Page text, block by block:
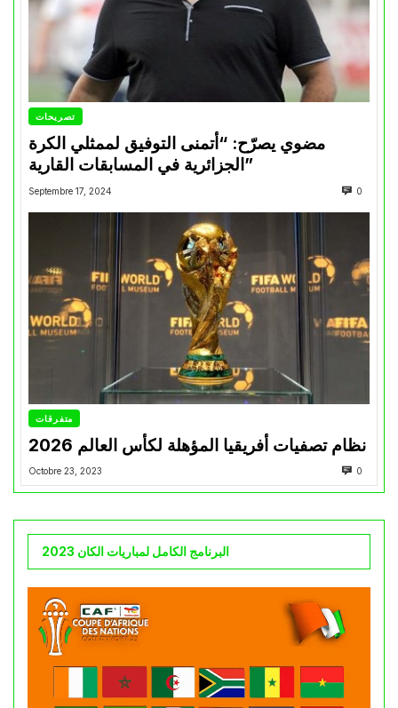
تصريحات
مضوي يصرّح: “أتمنى التوفيق لممثلي الكرة
الجزائرية في المسابقات القارية”
Septembre 17, 2024 0
متفرقات
نظام تصفيات أفريقيا المؤهلة لكأس العالم 2026
Octobre 23, 2023 0
البرنامج الكامل لمباريات الكان 2023